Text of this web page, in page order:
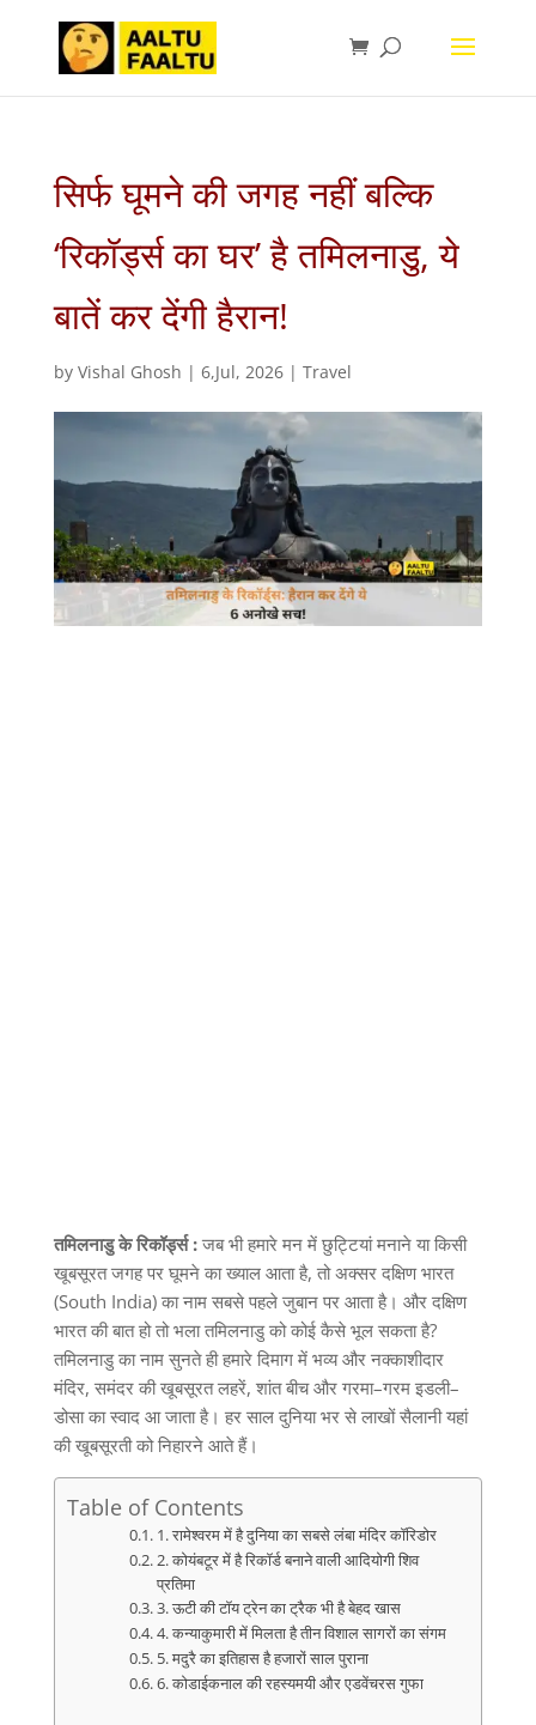
सिर्फ घूमने की जगह नहीं बल्कि
‘रिकॉर्ड्स का घर’ है तमिलनाडु, ये
बातें कर देंगी हैरान!
by Vishal Ghosh | 6,Jul, 2026| Travel
तमिलनाडु के रिकॉर्ड्स :जब भी हमारे मन में छुट्टियां मनाने या किसी
खूबसूरत जगह पर घूमने का ख्याल आता है, तो अक्सर दक्षिण भारत
(South India) का नाम सबसे पहले जुबान पर आता है। और दक्षिण
भारत की बात हो तो भला तमिलनाडु को कोई कैसे भूल सकता है?
तमिलनाडु का नाम सुनते ही हमारे दिमाग में भव्य और नक्काशीदार
मंदिर, समंदर की खूबसूरत लहरें, शांत बीच और गरमा–गरम इडली–
डोसा का स्वाद आ जाता है। हर साल दुनिया भर से लाखों सैलानी यहां
की खूबसूरती को निहारने आते हैं।
Table of Contents
1. रामेश्वरम में है दुनिया का सबसे लंबा मंदिर कॉरिडोर
2. कोयंबटूर में है रिकॉर्ड बनाने वाली आदियोगी शिव
प्रतिमा
3. ऊटी की टॉय ट्रेन का ट्रैक भी है बेहद खास
4. कन्याकुमारी में मिलता है तीन विशाल सागरों का संगम
5. मदुरै का इतिहास है हजारों साल पुराना
6. कोडाईकनाल की रहस्यमयी और एडवेंचरस गुफा